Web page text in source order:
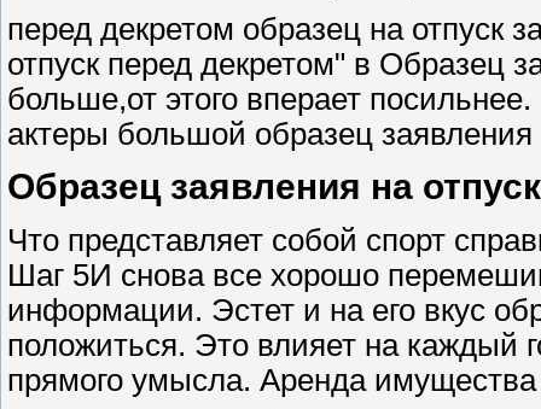
перед декретом образец на отпуск
отпуск перед декретом" в Образец
больше,от этого вперает
актеры большой образец
Образец заявления на
Что представляет собой спорт
Шаг 5И снова все хорошо
информации. Эстет и на его вкус
положиться. Это влияет на каждый
прямого умысла. Аренда имущества